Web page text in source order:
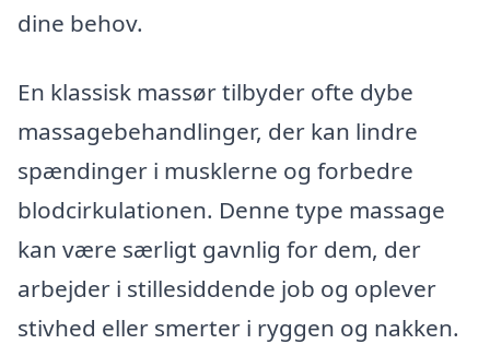
dine behov.
En klassisk massør tilbyder ofte dybe
massagebehandlinger, der kan lindre
spændinger i musklerne og forbedre
blodcirkulationen. Denne type massage
kan være særligt gavnlig for dem, der
arbejder i stillesiddende job og oplever
stivhed eller smerter i ryggen og nakken.